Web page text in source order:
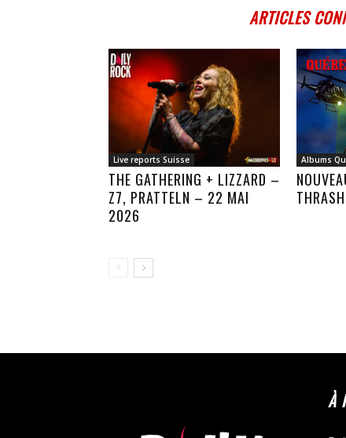
ARTICLES
Live reports Suisse
THE GATHERING + LIZZARD –
Z7, PRATTELN – 22 MAI
2026
Albums
À